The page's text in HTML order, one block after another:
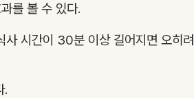
를 볼 수 있다.
사 시간이 30분 이상 길어지면 오히
.